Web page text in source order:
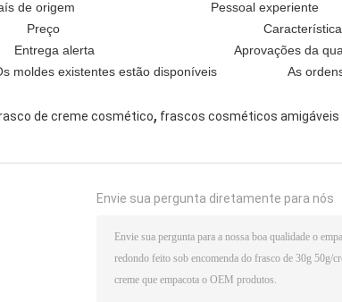
origem Pessoal experiente
Características do
alerta Aprovações da
estão disponíveis As ordens do
de creme cosmético, frascos cosméticos amigáveis
Envie sua pergunta diretamente para nós